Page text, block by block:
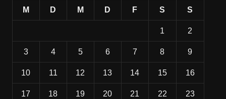
M D M D F S S
1 2
3 4 5 6 7 8 9
10 11 12 13 14 15 16
17 18 19 20 21 22 23